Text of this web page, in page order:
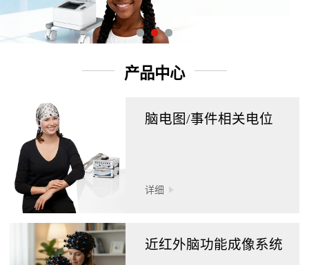
产品中心
脑电图/事件相关电位
详细
近红外脑功能成像系统